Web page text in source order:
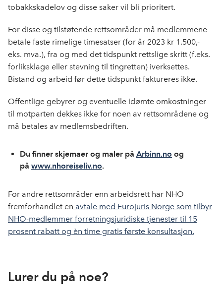
tobakkskadelov og disse saker vil bli prioritert.
For disse og tilstøtende rettsområder må medlemmene
betale faste rimelige timesatser (for år 2023 kr 1.500,-
eks. mva.), fra og med det tidspunkt rettslige skritt (f.eks.
forliksklage eller stevning til tingretten) iverksettes.
Bistand og arbeid før dette tidspunkt faktureres ikke.
Offentlige gebyrer og eventuelle idømte omkostninger
til motparten dekkes ikke for noen av rettsområdene og
må betales av medlemsbedriften.
Du finner skjemaer og maler på Arbinn.no og
på www.nhoreiseliv.no.
For andre rettsområder enn arbeidsrett har NHO
fremforhandlet en avtale med Eurojuris Norge som tilbyr
NHO-medlemmer forretningsjuridiske tjenester til 15
prosent rabatt og èn time gratis første konsultasjon.
Lurer du på noe?